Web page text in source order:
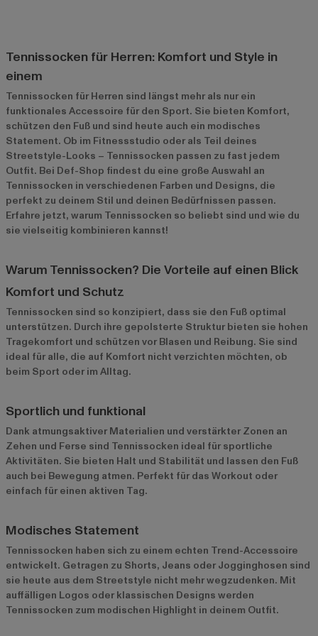
Tennissocken für Herren: Komfort und Style in
einem
Tennissocken für Herren sind längst mehr als nur ein
funktionales Accessoire für den Sport. Sie bieten Komfort,
schützen den Fuß und sind heute auch ein modisches
Statement. Ob im Fitnessstudio oder als Teil deines
Streetstyle-Looks – Tennissocken passen zu fast jedem
Outfit. Bei Def-Shop findest du eine große Auswahl an
Tennissocken in verschiedenen Farben und Designs, die
perfekt zu deinem Stil und deinen Bedürfnissen passen.
Erfahre jetzt, warum Tennissocken so beliebt sind und wie du
sie vielseitig kombinieren kannst!
Warum Tennissocken? Die Vorteile auf einen Blick
Komfort und Schutz
Tennissocken sind so konzipiert, dass sie den Fuß optimal
unterstützen. Durch ihre gepolsterte Struktur bieten sie hohen
Tragekomfort und schützen vor Blasen und Reibung. Sie sind
ideal für alle, die auf Komfort nicht verzichten möchten, ob
beim Sport oder im Alltag.
Sportlich und funktional
Dank atmungsaktiver Materialien und verstärkter Zonen an
Zehen und Ferse sind Tennissocken ideal für sportliche
Aktivitäten. Sie bieten Halt und Stabilität und lassen den Fuß
auch bei Bewegung atmen. Perfekt für das Workout oder
einfach für einen aktiven Tag.
Modisches Statement
Tennissocken haben sich zu einem echten Trend-Accessoire
entwickelt. Getragen zu Shorts, Jeans oder Jogginghosen sind
sie heute aus dem Streetstyle nicht mehr wegzudenken. Mit
auffälligen Logos oder klassischen Designs werden
Tennissocken zum modischen Highlight in deinem Outfit.